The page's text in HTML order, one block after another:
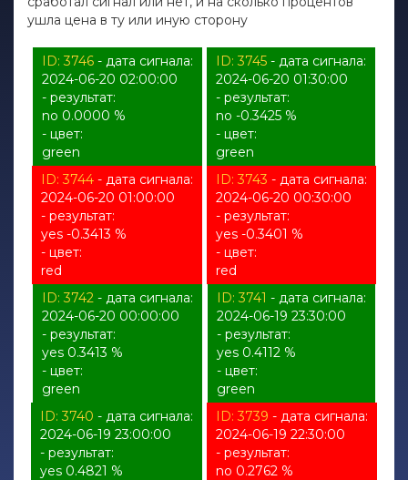
ушла цена в ту или иную сторону
ID: 3746- дата сигнала:
2024-06-20 02:00:00
- результат:
no 0.0000 %
- цвет:
green
ID: 3745 - дата сигнала:
2024-06-20 01:30:00
- результат:
no -0.3425 %
- цвет:
green
ID: 3744 - дата сигнала:
2024-06-20 01:00:00
- результат:
yes -0.3413 %
- цвет:
red
ID: 3743 - дата сигнала:
2024-06-20 00:30:00
- результат:
yes -0.3401 %
- цвет:
red
ID: 3742 - дата сигнала:
2024-06-20 00:00:00
- результат:
yes 0.3413 %
- цвет:
green
ID: 3741 - дата сигнала:
2024-06-19 23:30:00
- результат:
yes 0.4112 %
- цвет:
green
ID: 3740 - дата сигнала:
2024-06-19 23:00:00
- результат:
yes 0.4821 %
ID: 3739 - дата сигнала:
2024-06-19 22:30:00
- результат:
no 0.2762 %